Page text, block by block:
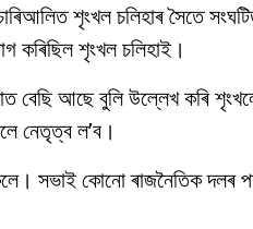
শৃংখল চলিহাৰ সৈতে
কৰিছিল শৃংখল চলিহাই।
বেছি আছে বুলি উল্লেখ কৰি
নেতৃত্ব ল’ব।
সভাই কোনো ৰাজনৈতিক দলৰ